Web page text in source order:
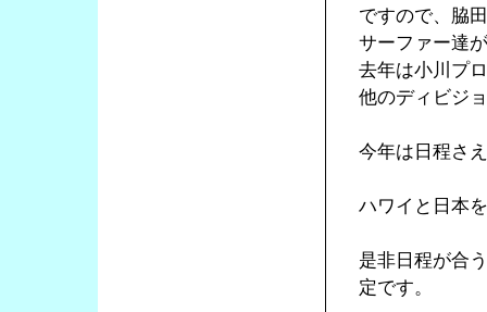
ですので、脇
サーファー達
去年は小川プ
他のディビジ
今年は日程さ
ハワイと日本
是非日程が合
定です。